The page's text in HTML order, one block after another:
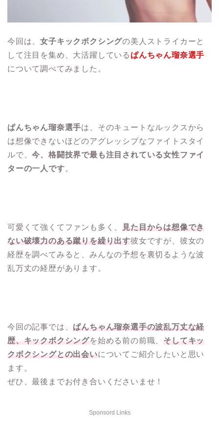
今回は、女子キックボクシングの美人ストライカーと
して注目を集め、大活躍している ぱんちゃん瑠奈選手
について調べてみました。
ぱんちゃん瑠奈選手は、そのキュートなルックスから
は想像できないほどのアグレッシブなファイトスタイ
ルで、今、格闘技界で最も注目されている女性ファイ
ターの一人です。
可愛くて強くてファンも多く、
見た目からは想像でき
ない破壊力のある蹴りを繰り出す彼女ですが、彼女の
経歴を調べてみると、みんなの予想を裏切るような波
乱万丈の経歴があります。
今回の記事では、ぱんちゃん瑠奈選手の波乱万丈な経
歴、キックボクシングを始める前の前職、 そしてキッ
クボクシングとの出会いについてご紹介したいと思い
ます。
ぜひ、最後までお付き合いくださいませ！
Sponsord Links